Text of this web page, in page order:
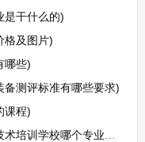
是干什么的)
格及图片)
哪些)
备测评标准有哪些要求)
课程)
训学校哪个专业最好)